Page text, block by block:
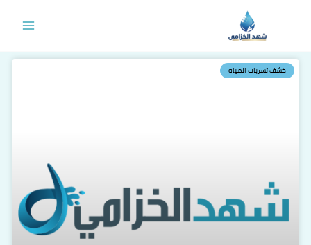
كشف تسربات المياه